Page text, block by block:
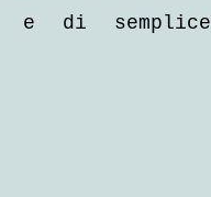
e di semplice